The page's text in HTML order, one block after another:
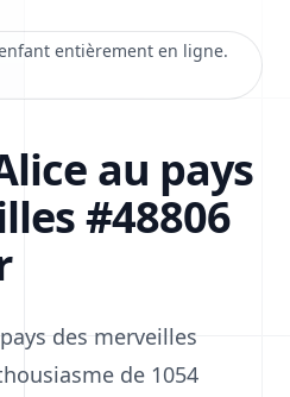
entièrement en ligne.
au pays
#48806
des merveilles
de 1054